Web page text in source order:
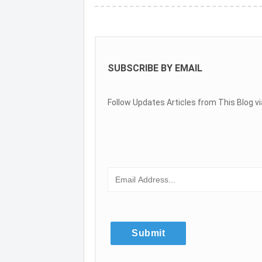
SUBSCRIBE BY EMAIL
Follow Updates Articles from This Blog